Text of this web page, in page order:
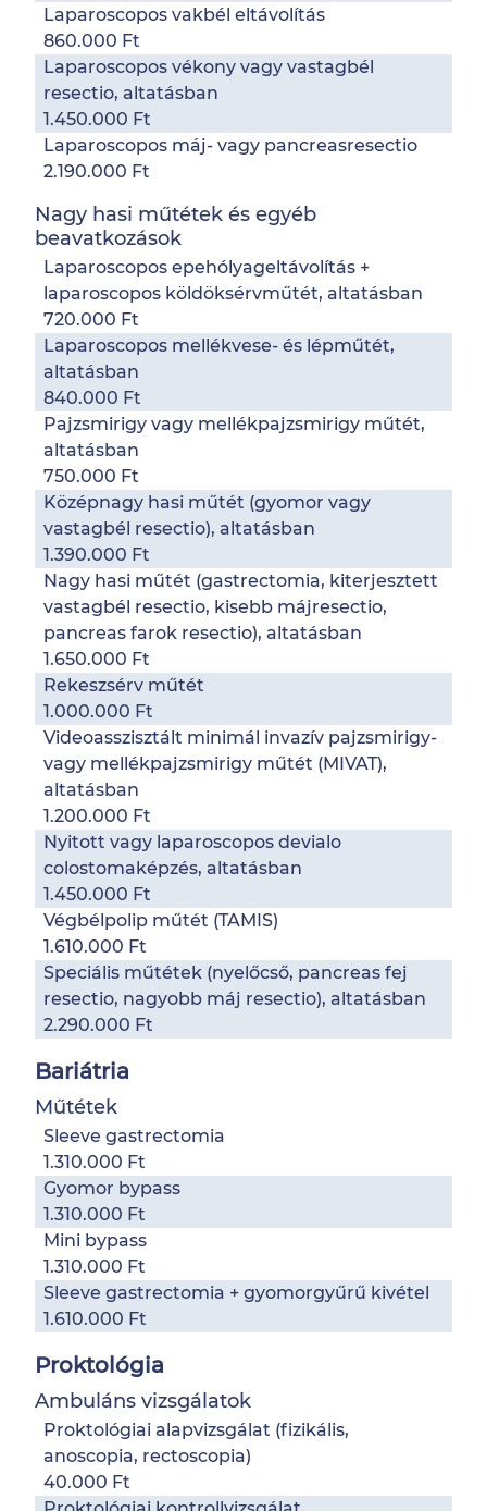
Laparoscopos vakbél eltávolítás
860.000 Ft
Laparoscopos vékony vagy vastagbél
resectio, altatásban
1.450.000 Ft
Laparoscopos máj- vagy pancreasresectio
2.190.000 Ft
Nagy hasi műtétek és egyéb
beavatkozások
Laparoscopos epehólyageltávolítás +
laparoscopos köldöksérvműtét, altatásban
720.000 Ft
Laparoscopos mellékvese- és lépműtét,
altatásban
840.000 Ft
Pajzsmirigy vagy mellékpajzsmirigy műtét,
altatásban
750.000 Ft
Középnagy hasi műtét (gyomor vagy
vastagbél resectio), altatásban
1.390.000 Ft
Nagy hasi műtét (gastrectomia, kiterjesztett
vastagbél resectio, kisebb májresectio,
pancreas farok resectio), altatásban
1.650.000 Ft
Rekeszsérv műtét
1.000.000 Ft
Videoasszisztált minimál invazív pajzsmirigy-
vagy mellékpajzsmirigy műtét (MIVAT),
altatásban
1.200.000 Ft
Nyitott vagy laparoscopos devialo
colostomaképzés, altatásban
1.450.000 Ft
Végbélpolip műtét (TAMIS)
1.610.000 Ft
Speciális műtétek (nyelőcső, pancreas fej
resectio, nagyobb máj resectio), altatásban
2.290.000 Ft
Bariátria
Műtétek
Sleeve gastrectomia
1.310.000 Ft
Gyomor bypass
1.310.000 Ft
Mini bypass
1.310.000 Ft
Sleeve gastrectomia + gyomorgyűrű kivétel
1.610.000 Ft
Proktológia
Ambuláns vizsgálatok
Proktológiai alapvizsgálat (fizikális,
anoscopia, rectoscopia)
40.000 Ft